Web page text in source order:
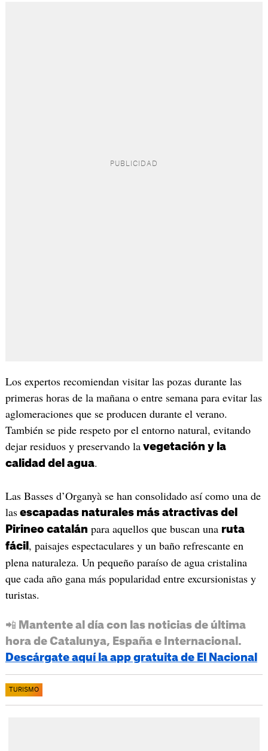
Los expertos recomiendan visitar las pozas durante las
primeras horas de la mañana o entre semana para evitar las
aglomeraciones que se producen durante el verano.
También se pide respeto por el entorno natural, evitando
dejar residuos y preservando lavegetación y la
calidad del agua.
Las Basses d’Organyà se han consolidado así como una de
lasescapadas naturales más atractivas del
Pirineo catalán para aquellos que buscan una ruta
fácil , paisajes espectaculares y un baño refrescante en
plena naturaleza. Un pequeño paraíso de agua cristalina
que cada año gana más popularidad entre excursionistas y
turistas.
📲 Mantente al día con las noticias de última
hora de Catalunya, España e Internacional.
Descárgate aquí la app gratuita de El Nacional
TURISMO